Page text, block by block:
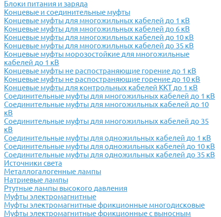
Блоки питания и заряда
Концевые и соединительные муфты
Концевые муфты для многожильных кабелей до 1 кВ
Концевые муфты для многожильных кабелей до 6 кВ
Концевые муфты для многожильных кабелей до 10 кВ
Концевые муфты для многожильных кабелей до 35 кВ
Концевые муфты морозостойкие для многожильные
кабелей до 1 кВ
Концевые муфты не распостраняющие горение до 1 кВ
Концевые муфты не распостраняющие горение до 10 кВ
Концевые муфты для контрольных кабелей ККТ до 1 кВ
Соединительные муфты для многожильных кабелей до 1 кВ
Соединительные муфты для многожильных кабелей до 10
кВ
Соединительные муфты для многожильных кабелей до 35
кВ
Соединительные муфты для одножильных кабелей до 1 кВ
Соединительные муфты для одножильных кабелей до 10 кВ
Соединительные муфты для одножильных кабелей до 35 кВ
Источники света
Металлогалогенные лампы
Натриевые лампы
Ртутные лампы высокого давления
Муфты электромагнитные
Муфты электромагнитные фрикционные многодисковые
Муфты электромагнитные фрикционные с выносным